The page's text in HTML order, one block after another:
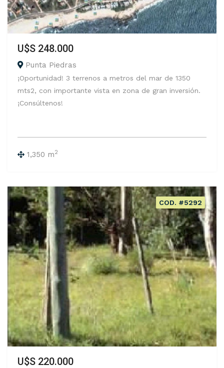
U$S 248.000
Punta Piedras
¡Oportunidad! 3 terrenos a metros del mar de 1350
mts2, con importante vista en zona de gran inversión.
¡Consúltenos!
1,350 m2
COD. #5292
U$S 220.000